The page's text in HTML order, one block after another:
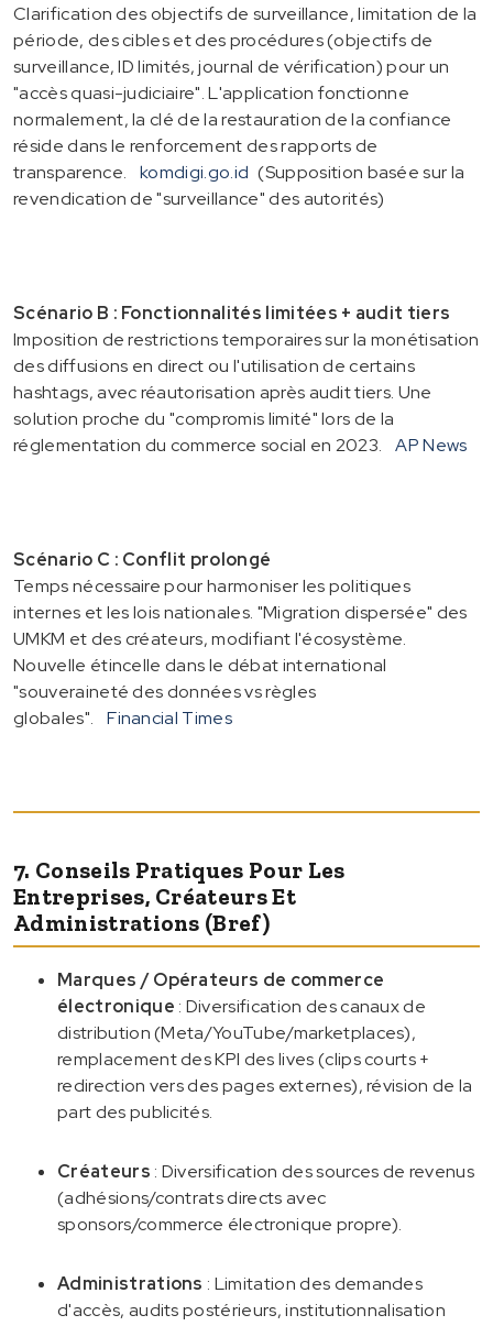
Clarification des objectifs de surveillance, limitation de la
période, des cibles et des procédures (objectifs de
surveillance, ID limités, journal de vérification) pour un
"accès quasi-judiciaire". L'application fonctionne
normalement, la clé de la restauration de la confiance
réside dans le renforcement des rapports de
transparence.
komdigi.go.id (Supposition basée sur la
revendication de "surveillance" des autorités)
Scénario B : Fonctionnalités limitées + audit tiers
Imposition de restrictions temporaires sur la monétisation
des diffusions en direct ou l'utilisation de certains
hashtags, avec réautorisation après audit tiers. Une
solution proche du "compromis limité" lors de la
réglementation du commerce social en 2023.
AP News
Scénario C : Conflit prolongé
Temps nécessaire pour harmoniser les politiques
internes et les lois nationales. "Migration dispersée" des
UMKM et des créateurs, modifiant l'écosystème.
Nouvelle étincelle dans le débat international
"souveraineté des données vs règles
globales".
Financial Times
7. Conseils Pratiques Pour Les
Entreprises, Créateurs Et
Administrations (bref)
Marques / Opérateurs de commerce
électronique : Diversification des canaux de
distribution (Meta/YouTube/marketplaces),
remplacement des KPI des lives (clips courts +
redirection vers des pages externes), révision de la
part des publicités.
Créateurs : Diversification des sources de revenus
(adhésions/contrats directs avec
sponsors/commerce électronique propre).
Administrations : Limitation des demandes
d'accès, audits postérieurs, institutionnalisation